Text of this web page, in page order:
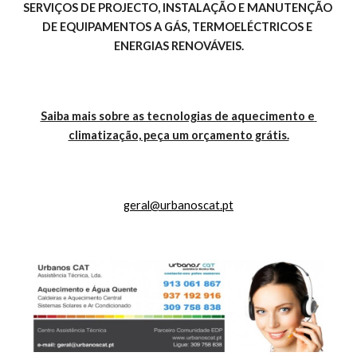
SERVIÇOS DE PROJECTO, INSTALAÇÃO E MANUTENÇÃO
DE EQUIPAMENTOS A GÁS, TERMOELÉCTRICOS E
ENERGIAS RENOVÁVEIS.
Saiba mais sobre as tecnologias de aquecimento e
climatização, peça um orçamento grátis.
geral@urbanoscat.pt